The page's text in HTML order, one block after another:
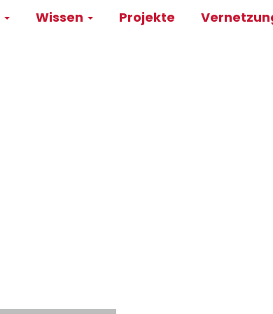
Wissen Projekte